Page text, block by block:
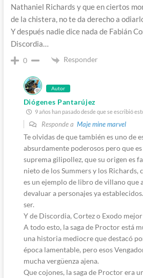
Nathaniel Richards y que en ciertos
de la chistera, no te da derecho a
Y después nadie dice nada de Fabián
Discordia…
0 Responder
Autor
Diógenes Pantarújez
9 años han pasado desde que se escribió
Responde a Maje mine marvel
Te olvidas de que también es uno de
absurdamente poderosos pero que
suprema gilipollez, que su origen es
nieto de los Summers y los Richards,
es un ejemplo de libro de villano que
devaluar a personajes ya
ser.
Y de Discordia, Cortez o Exodo
A todo esto, la saga de Proctor está
una historia mediocre que destacó
época lamentable, pero esos
mucha vergüenza ajena.
Que cojones, la saga de Proctor era